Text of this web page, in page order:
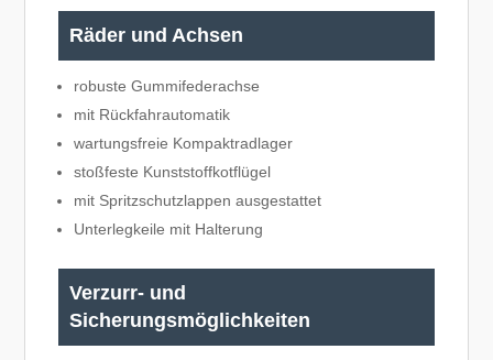
Räder und Achsen
robuste Gummifederachse
mit Rückfahrautomatik
wartungsfreie Kompaktradlager
stoßfeste Kunststoffkotflügel
mit Spritzschutzlappen ausgestattet
Unterlegkeile mit Halterung
Verzurr- und
Sicherungsmöglichkeiten